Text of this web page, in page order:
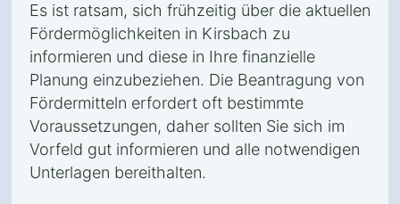
Es ist ratsam, sich frühzeitig über die aktuellen
Fördermöglichkeiten in Kirsbach zu
informieren und diese in Ihre finanzielle
Planung einzubeziehen. Die Beantragung von
Fördermitteln erfordert oft bestimmte
Voraussetzungen, daher sollten Sie sich im
Vorfeld gut informieren und alle notwendigen
Unterlagen bereithalten.